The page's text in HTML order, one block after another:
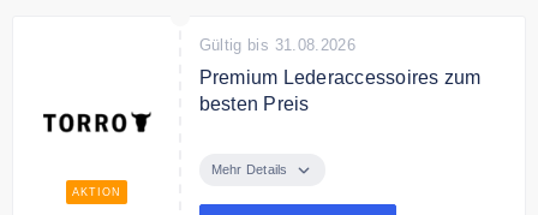
AKTION
Gültig bis 31.08.2026
Premium Lederaccessoires zum
besten Preis
Lederaccessoires zum besten
Mehr Details